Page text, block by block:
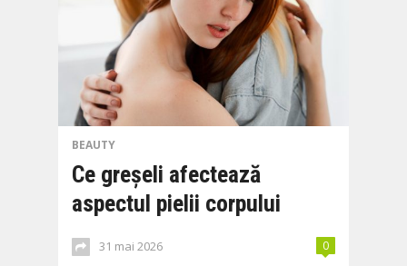
BEAUTY
Ce greșeli afectează
aspectul pielii corpului
31 mai 2026 0